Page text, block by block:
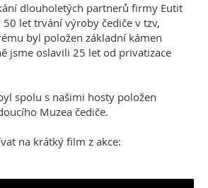
dlouholetých partnerů firmy Eutit
let trvání výroby čediče v tzv,
byl položen základní kámen
jsme oslavili 25 let od privatizace
spolu s našimi hosty položen
Muzea čediče.
na krátký film z akce: